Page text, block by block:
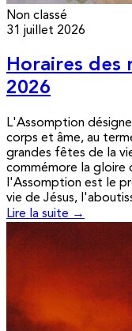
Non classé
31 juillet 2026
Horaires des
2026
L'Assomption
corps et âme, au
grandes fêtes de la
commémore la gloire
l'Assomption est le
vie de Jésus,
Lire la suite →